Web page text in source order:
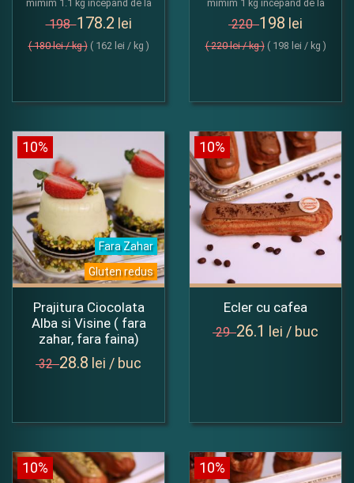
mimim 1.1 kg incepand de la
198178.2 lei
( 180 lei / kg )( 162 lei / kg )
mimim 1 kg incepand de la
220198 lei
( 220 lei / kg )( 198 lei / kg )
10%
Fara Zahar
Gluten redus
Prajitura Ciocolata
Alba si Visine ( fara
zahar, fara faina)
3228.8 lei / buc
10%
Ecler cu cafea
2926.1 lei / buc
10% 10%